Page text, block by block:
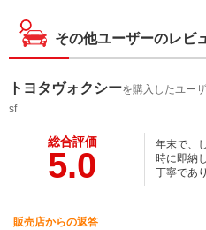
その他ユーザーのレビ
トヨタヴォクシーを購入したユー
sf
総合評価
5.0
年末で、
時に即納
丁寧であ
販売店からの返答